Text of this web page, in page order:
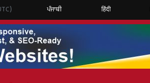
ਪੰਜਾਬੀ हिंदी